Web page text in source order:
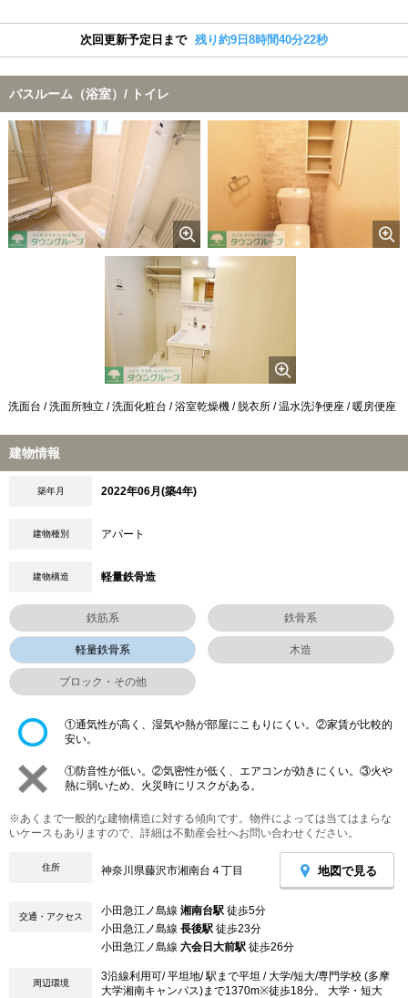
次回更新予定日まで 残り約9日8時間40分21秒
バスルーム（浴室）/ トイレ
洗面台 / 洗面所独立 / 洗面化粧台 / 浴室乾燥機 / 脱衣所 / 温水洗浄便座 / 暖房便座
建物情報
築年月 2022年06月(築4年)
建物種別 アパート
建物構造 軽量鉄骨造
鉄筋系 鉄骨系
軽量鉄骨系 木造
ブロック・その他
①通気性が高く、湿気や熱が部屋にこもりにくい。②家賃が比較的
安い。
①防音性が低い。②気密性が低く、エアコンが効きにくい。③火や
熱に弱いため、火災時にリスクがある。
※あくまで一般的な建物構造に対する傾向です。物件によっては当てはまらな
いケースもありますので、詳細は不動産会社へお問い合わせください。
住所 神奈川県藤沢市湘南台４丁目 地図で見る
交通・アクセス 小田急江ノ島線 湘南台駅 徒歩5分
小田急江ノ島線 長後駅 徒歩23分
小田急江ノ島線 六会日大前駅 徒歩26分
周辺環境
3沿線利用可/ 平坦地/ 駅まで平坦 / 大学/短大/専門学校 (多摩
大学湘南キャンパス)まで1370m※徒歩18分。 大学・短大